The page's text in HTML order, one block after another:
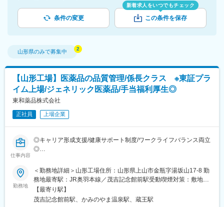
条件の変更
新着求人をいつでもチェック
この条件を保存
山形県のみで募集中
【山形工場】医薬品の品質管理/係長クラス ※東証プラ
イム上場/ジェネリック医薬品/手当福利厚生◎
東和薬品株式会社
正社員 上場企業
仕事内容
◎キャリア形成支援/健康サポート制度/ワークライフバランス両立
◎
■業務内容：
医薬品製造工場における品質管理業務とマネジメントをお任せい
たします。
■業務詳細：
勤務地
＜勤務地詳細＞山形工場住所：山形県上山市金瓶字湯坂山17-8 勤
務地最寄駅：JR奥羽本線／茂吉記念館前駅受動喫煙対策：敷地内
全面禁煙変更の範囲：会社の定める事業所
【最寄り駅】
茂吉記念館前駅、かみのやま温泉駅、蔵王駅